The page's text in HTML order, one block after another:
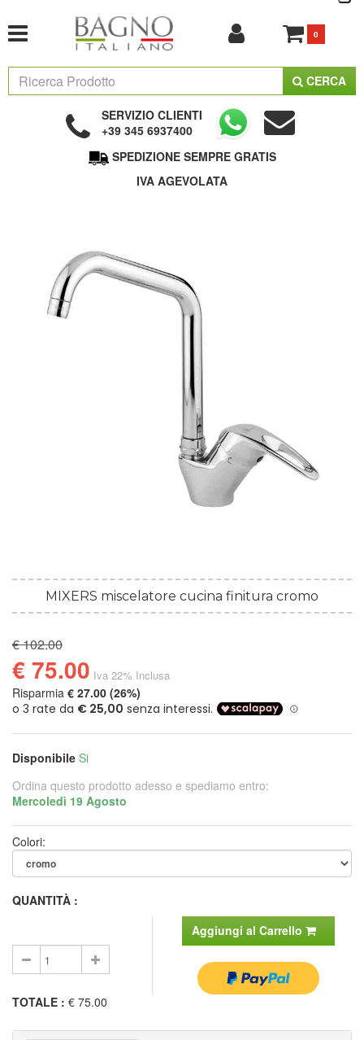
0
CERCA
SERVIZIO CLIENTI
+39 345 6937400
SPEDIZIONE SEMPRE GRATIS
IVA AGEVOLATA
MIXERS miscelatore cucina finitura cromo
€ 102.00
€ 75.00 Iva 22% Inclusa
Risparmia € 27.00 (26%)
Disponibile Si
Ordina questo prodotto adesso e spediamo entro:
Mercoledì 19 Agosto
Colori:
QUANTITÀ :
Aggiungi al Carrello
TOTALE : € 75.00